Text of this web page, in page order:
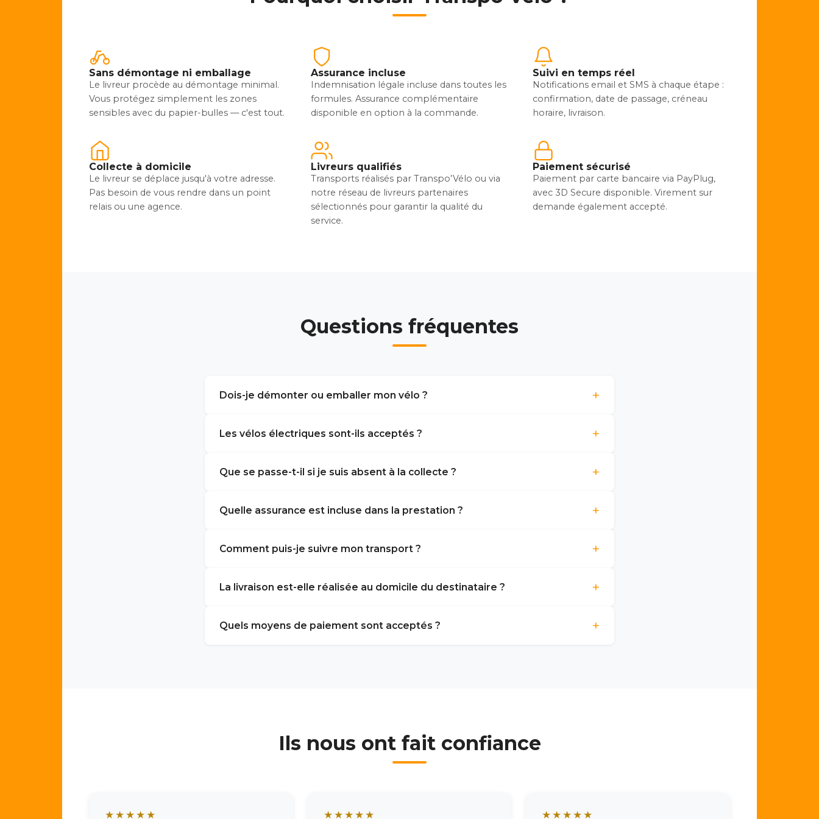
Sans démontage ni emballage
Le livreur procède au démontage minimal.
Vous protégez simplement les zones
sensibles avec du papier-bulles — c'est tout.
Assurance incluse
Indemnisation légale incluse dans toutes les
formules. Assurance complémentaire
disponible en option à la commande.
Suivi en temps réel
Notifications email et SMS à chaque étape :
confirmation, date de passage, créneau
horaire, livraison.
Collecte à domicile
Le livreur se déplace jusqu'à votre adresse.
Pas besoin de vous rendre dans un point
relais ou une agence.
Livreurs qualifiés
Transports réalisés par Transpo’Vélo ou via
notre réseau de livreurs partenaires
sélectionnés pour garantir la qualité du
service.
Paiement sécurisé
Paiement par carte bancaire via PayPlug,
avec 3D Secure disponible. Virement sur
demande également accepté.
Questions fréquentes
Dois-je démonter ou emballer mon vélo ?
Les vélos électriques sont-ils acceptés ?
Que se passe-t-il si je suis absent à la collecte ?
Quelle assurance est incluse dans la prestation ?
Comment puis-je suivre mon transport ?
La livraison est-elle réalisée au domicile du destinataire ?
Quels moyens de paiement sont acceptés ?
Ils nous ont fait confiance
★★★★★ ★★★★★ ★★★★★